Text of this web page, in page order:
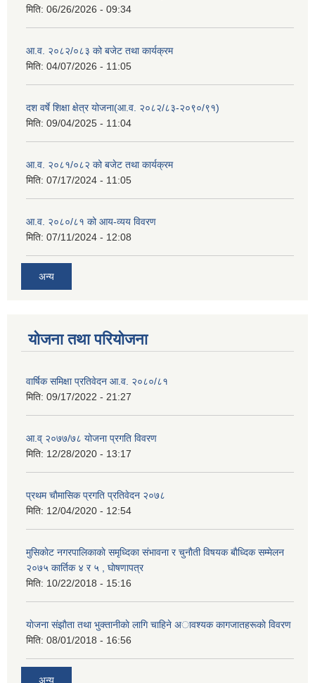
मिति: 06/26/2026 - 09:34
आ.व. २०८२/०८३ को बजेट तथा कार्यक्रम
मिति: 04/07/2026 - 11:05
दश वर्षे शिक्षा क्षेत्र योजना(आ.व. २०८२/८३-२०९०/९१)
मिति: 09/04/2025 - 11:04
आ.व. २०८१/०८२ को बजेट तथा कार्यक्रम
मिति: 07/17/2024 - 11:05
आ.व. २०८०/८१ को आय-व्यय विवरण
मिति: 07/11/2024 - 12:08
अन्य
योजना तथा परियोजना
वार्षिक समिक्षा प्रतिवेदन आ.व. २०८०/८१
मिति: 09/17/2022 - 21:27
आ.व् २०७७/७८ योजना प्रगति विवरण
मिति: 12/28/2020 - 13:17
प्रथम चाैमासिक प्रगति प्रतिवेदन २०७८
मिति: 12/04/2020 - 12:54
मुसिकाेट नगरपालिकाकाे समृध्दिका संभावना र चुनाैती विषयक बाैध्दिक सम्मेलन
२०७५ कार्तिक ४ र ५ , घाेषणापत्र
मिति: 10/22/2018 - 15:16
याेजना संझाैता तथा भुक्तानीकाे लागि चाहिने अावश्यक कागजातहरूकाे विवरण
मिति: 08/01/2018 - 16:56
अन्य